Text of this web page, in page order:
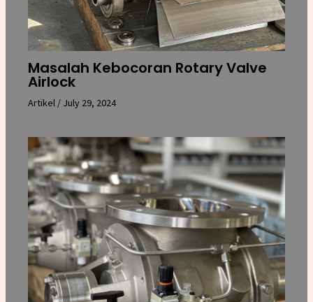
Masalah Kebocoran Rotary Valve
Airlock
Artikel/ July 29, 2024